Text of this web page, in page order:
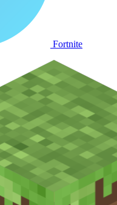
Fortnite